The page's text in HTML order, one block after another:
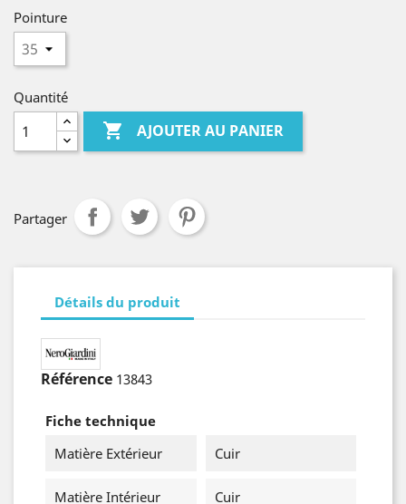
Pointure
Quantité
 AJOUTER AU PANIER
Partager
Détails du produit
Référence 13843
Fiche technique
Matière Extérieur
Cuir
Matière Intérieur Cuir